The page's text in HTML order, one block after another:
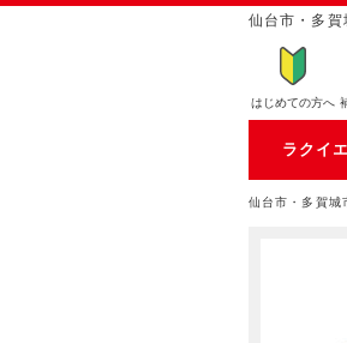
仙台市・多
はじめての方へ
ラクイ
仙台市・多賀城